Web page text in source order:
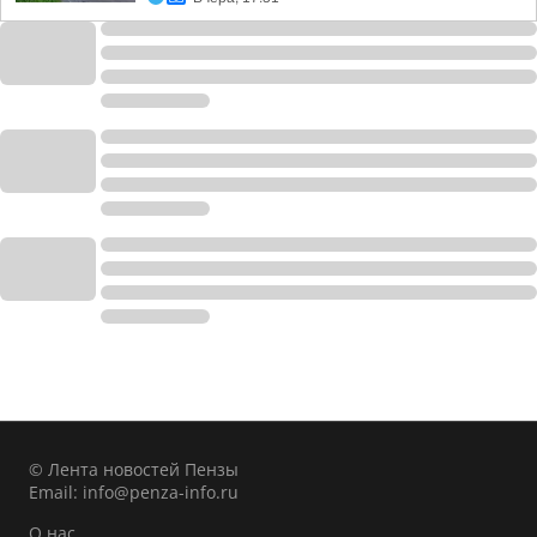
© Лента новостей Пензы
Email: info@penza-info.ru